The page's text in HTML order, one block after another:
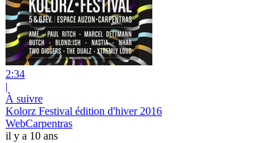
2:34
|
À suivre
Kolorz Festival édition d'hiver 2016
WebCarpentras
il y a 10 ans